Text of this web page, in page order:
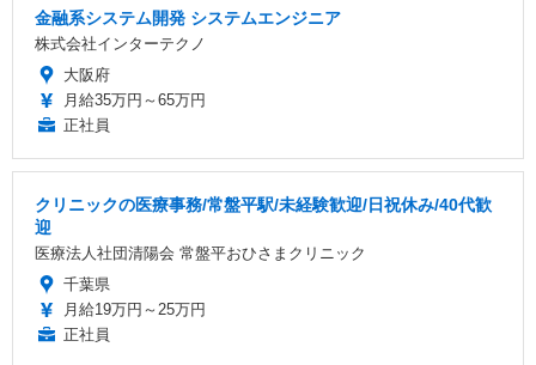
金融系システム開発 システムエンジニア
株式会社インターテクノ
大阪府
月給35万円～65万円
正社員
クリニックの医療事務/常盤平駅/未経験歓迎/日祝休み/40代歓
迎
医療法人社団清陽会 常盤平おひさまクリニック
千葉県
月給19万円～25万円
正社員